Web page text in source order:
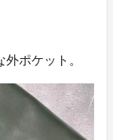
ポケット。